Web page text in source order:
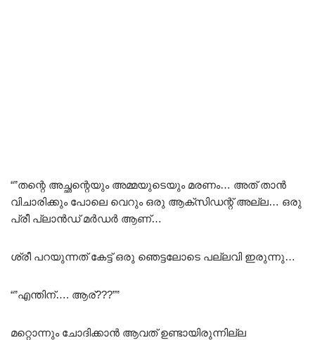
“”തന്റെ അച്ഛന്റെയും അമ്മയുടെയും മരണം… അത് താൻ
വിചാരിക്കും പോലെ വെറും ഒരു ആക്സിഡന്റ് അല്ല… ഒരു
പ്രീ പ്ലാൻഡ് മർഡർ ആണ്…
ശ്രീ പറയുന്നത് കേട്ട് ഒരു ഞെട്ടലോടെ പല്ലവി ഇരുന്നു…
“”എന്തിന്…. ആര്???””
മറ്റൊന്നും ചോദിക്കാൻ ആവത് ഉണ്ടായിരുന്നില്ല